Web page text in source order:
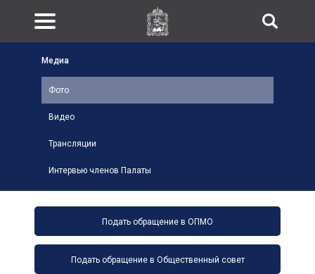
Подать обращение в ОПМО
Подать обращение в Общественный совет
Медиа
Фото
Видео
Трансляции
Интервью членов Палаты